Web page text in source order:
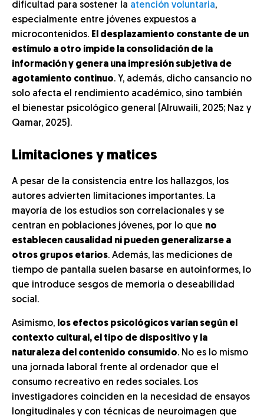
dificultad para sostener la atención voluntaria,
especialmente entre jóvenes expuestos a
microcontenidos. El desplazamiento constante de un
estímulo a otro impide la consolidación de la
información y genera una impresión subjetiva de
agotamiento continuo. Y, además, dicho cansancio no
solo afecta el rendimiento académico, sino también
el bienestar psicológico general (Alruwaili, 2025; Naz y
Qamar, 2025).
Limitaciones y matices
A pesar de la consistencia entre los hallazgos, los
autores advierten limitaciones importantes. La
mayoría de los estudios son correlacionales y se
centran en poblaciones jóvenes, por lo que no
establecen causalidad ni pueden generalizarse a
otros grupos etarios. Además, las mediciones de
tiempo de pantalla suelen basarse en autoinformes, lo
que introduce sesgos de memoria o deseabilidad
social.
Asimismo, los efectos psicológicos varían según el
contexto cultural, el tipo de dispositivo y la
naturaleza del contenido consumido. No es lo mismo
una jornada laboral frente al ordenador que el
consumo recreativo en redes sociales. Los
investigadores coinciden en la necesidad de ensayos
longitudinales y con técnicas de neuroimagen que